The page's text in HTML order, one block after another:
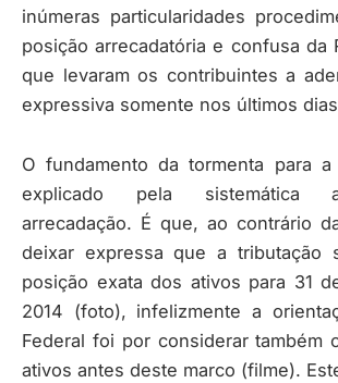
inúmeras particularidades
posição arrecadatória e confusa da
que levaram os contribuintes a
expressiva somente nos últimos
O fundamento da tormenta para a
explicado pela sistemática
arrecadação. É que, ao contrário
deixar expressa que a tributação
posição exata dos ativos para 31
2014 (foto), infelizmente a
Federal foi por considerar também
ativos antes deste marco (filme).